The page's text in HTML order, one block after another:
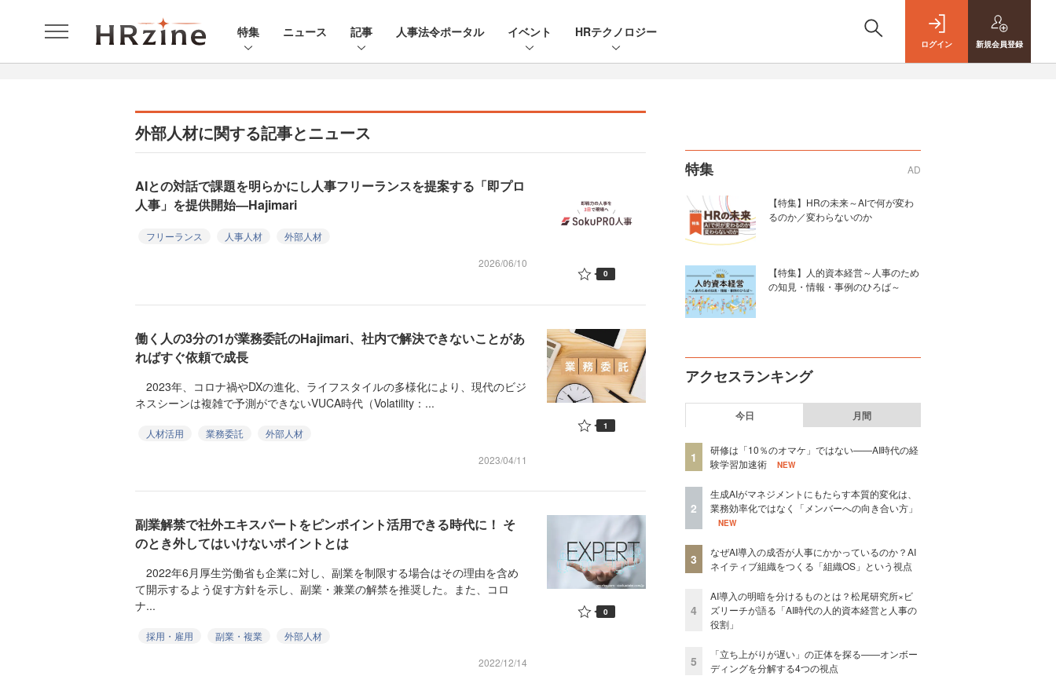
特集 ニュース 記事 人事法令ポータル イベント HRテクノロジー
ログイン 新規会員登録
外部人材に関する記事とニュース
AIとの対話で課題を明らかにし人事フリーランスを提案する「即プロ
人事」を提供開始—Hajimari
フリーランス 人事人材
外部人材
2026/06/10
0
働く人の3分の1が業務委託のHajimari、社内で解決できないことがあ
ればすぐ依頼で成長
2023年、コロナ禍やDXの進化、ライフスタイルの多様化により、現代のビジ
ネスシーンは複雑で予測ができないVUCA時代（Volatility：...
人材活用 業務委託
外部人材
2023/04/11
1
副業解禁で社外エキスパートをピンポイント活用できる時代に！ そ
のとき外してはいけないポイントとは
2022年6月厚生労働省も企業に対し、副業を制限する場合はその理由を含め
て開示するよう促す方針を示し、副業・兼業の解禁を推奨した。また、コロ
ナ...
採用・雇用 副業・複業
外部人材
2022/12/14
0
特集 AD
【特集】HRの未来～AIで何が変わ
るのか／変わらないのか
【特集】人的資本経営～人事のため
の知見・情報・事例のひろば～
アクセスランキング
今日 月間
1
研修は「10％のオマケ」ではない——AI時代の経
験学習加速術
NEW
2
生成AIがマネジメントにもたらす本質的変化は、
業務効率化ではなく「メンバーへの向き合い方」
NEW
3
なぜAI導入の成否が人事にかかっているのか？AI
ネイティブ組織をつくる「組織OS」という視点
4
AI導入の明暗を分けるものとは？松尾研究所×ビ
ズリーチが語る「AI時代の人的資本経営と人事の
役割」
5
「立ち上がりが遅い」の正体を探る——オンボー
ディングを分解する4つの視点